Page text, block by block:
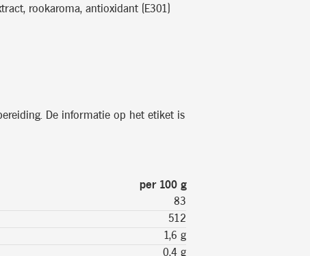
rookaroma, antioxidant (E301)
De informatie op het etiket is
per 100 g
83
512
1,6 g
0,4 g